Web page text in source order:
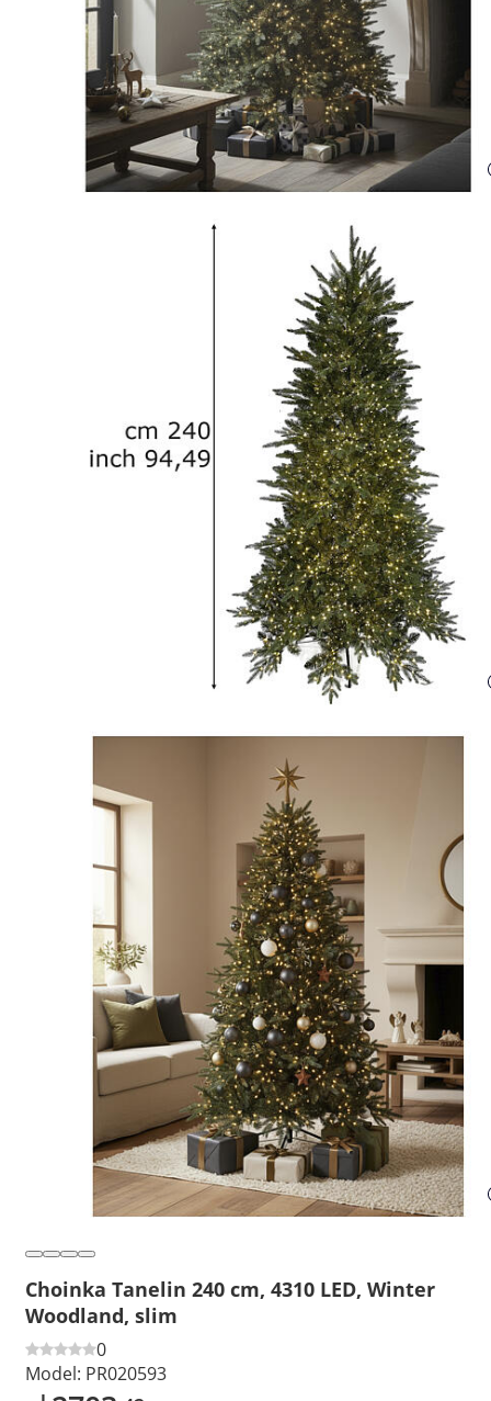
Choinka Tanelin 240 cm, 4310 LED, Winter
Woodland, slim
0
Model: PR020593